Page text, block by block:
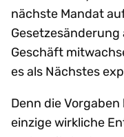
nächste Mandat
Geschäft
es als Nächstes
Denn die
einzige wirkliche